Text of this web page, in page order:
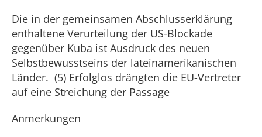
Die in der gemeinsamen Abschlusserklärung
enthaltene Verurteilung der US-Blockade
gegenüber Kuba ist Ausdruck des neuen
Selbstbewusstseins der lateinamerikanischen
Länder. (5) Erfolglos drängten die EU-Vertreter
auf eine Streichung der Passage
Anmerkungen